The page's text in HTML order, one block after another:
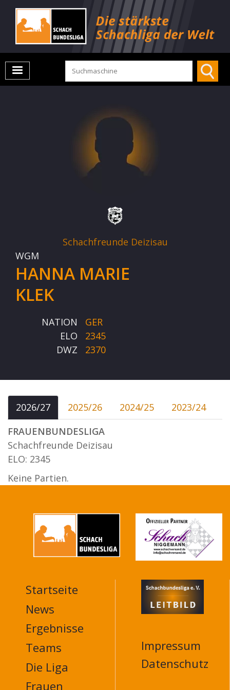
Schachfreunde Deizisau
WGM
HANNA MARIE
KLEK
NATION
GER
ELO
2345
DWZ
2370
2026/27 2025/26 2024/25
2023/24
FRAUENBUNDESLIGA
Schachfreunde Deizisau
ELO: 2345
Keine Partien.
MAIN
NAVIGATION
FOOTER
Startseite
News
Ergebnisse
Teams
Die Liga
Frauen
Impressum
Datenschutz